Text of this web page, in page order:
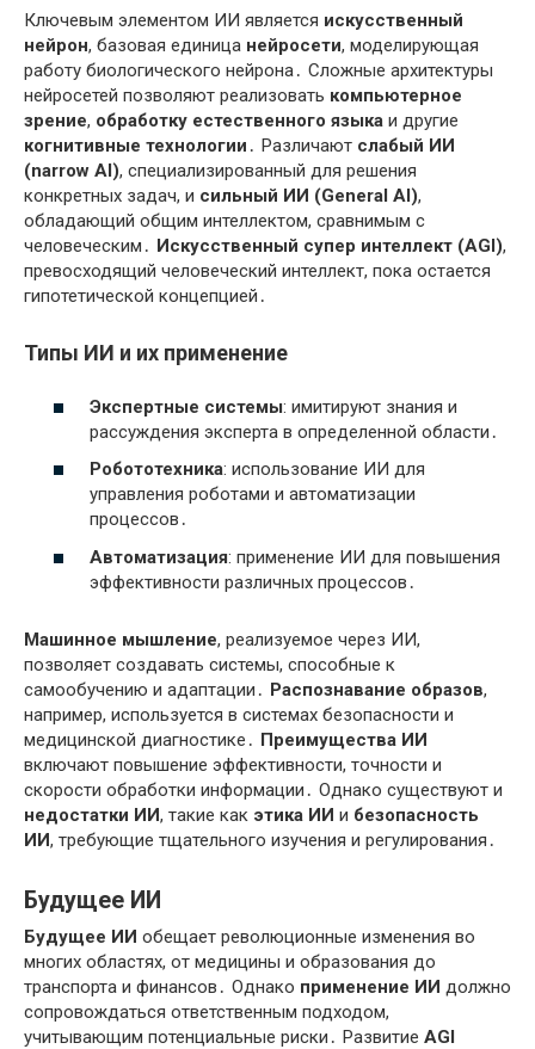
Ключевым элементом ИИ является искусственный
нейрон, базовая единица нейросети, моделирующая
работу биологического нейрона․ Сложные архитектуры
нейросетей позволяют реализовать компьютерное
зрение, обработку естественного языка и другие
когнитивные технологии ․ Различают слабый ИИ
(narrow AI), специализированный для решения
конкретных задач, и сильный ИИ (General AI),
обладающий общим интеллектом, сравнимым с
человеческим․ Искусственный супер интеллект (AGI),
превосходящий человеческий интеллект, пока остается
гипотетической концепцией․
Типы ИИ и их применение
Экспертные системы: имитируют знания и
рассуждения эксперта в определенной области․
Робототехника: использование ИИ для
управления роботами и автоматизации
процессов․
Автоматизация: применение ИИ для повышения
эффективности различных процессов․
Машинное мышление, реализуемое через ИИ,
позволяет создавать системы, способные к
самообучению и адаптации․ Распознавание образов,
например, используется в системах безопасности и
медицинской диагностике․ Преимущества ИИ
включают повышение эффективности, точности и
скорости обработки информации․ Однако существуют и
недостатки ИИ, такие как этика ИИ и безопасность
ИИ, требующие тщательного изучения и регулирования․
Будущее ИИ
Будущее ИИ обещает революционные изменения во
многих областях, от медицины и образования до
транспорта и финансов․ Однако применение ИИ должно
сопровождаться ответственным подходом,
учитывающим потенциальные риски․ Развитие AGI